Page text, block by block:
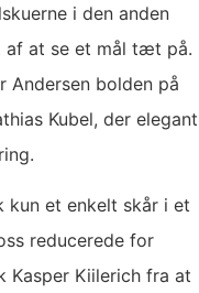
i den anden
af at se et mål tæt på.
Andersen bolden på
Kubel, der elegant
kun et enkelt skår i et
reducerede for
Kiilerich fra at